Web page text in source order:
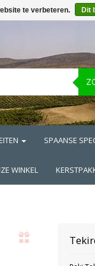
SPAANSE
WINKEL
te verbeteren. Dit